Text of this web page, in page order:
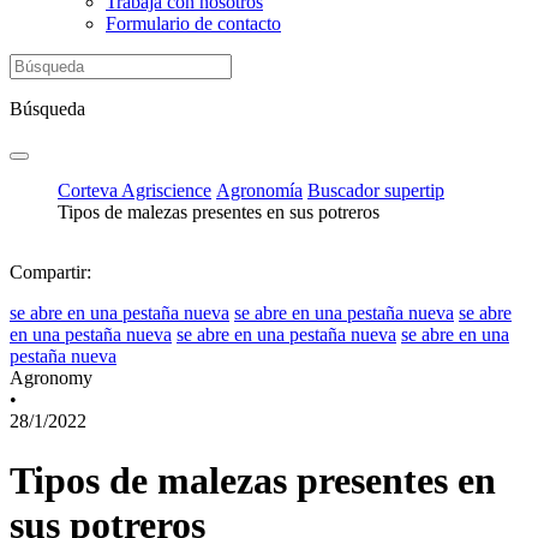
Formulario de contacto
Búsqueda
Corteva Agriscience Agronomía Buscador supertip
Tipos de malezas presentes en sus potreros
Compartir:
se abre en una pestaña nueva se abre en una pestaña nueva se abre
en una pestaña nueva se abre en una pestaña nueva se abre en una
pestaña nueva
Agronomy
•
28/1/2022
Tipos de malezas presentes en
sus potreros